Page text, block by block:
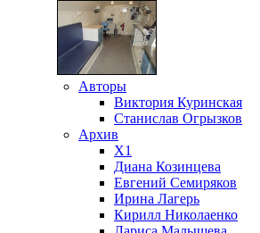
Авторы
Виктория Куринская
Станислав Огрызков
Архив
X1
Диана Козинцева
Евгений Семиряков
Ирина Лагерь
Кирилл Николаенко